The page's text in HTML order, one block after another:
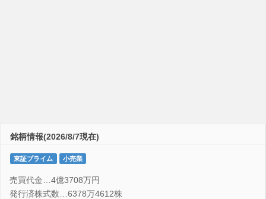
銘柄情報(2026/8/7現在)
東証プライム 小売業
売買代金…4億3708万円
発行済株式数…6378万4612株